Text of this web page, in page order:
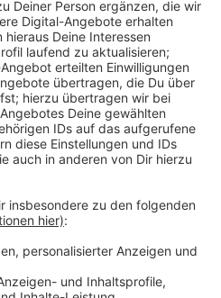
das Oberverwaltungsgericht
im Eilverfahren
hofft, dass auch das
Richtern in
wird. Hintergrund
Neubaus zum Biergarten
Richter in Düsseldorf
weil die neuen Mieter mit
nicht einverstanden sein